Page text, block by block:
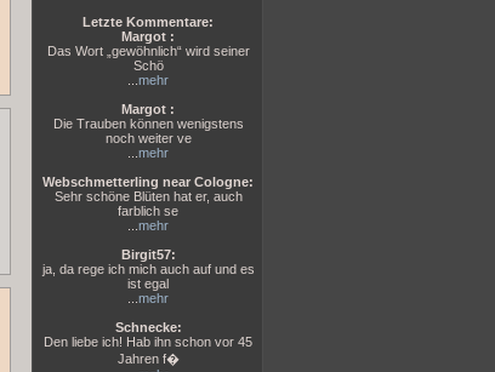
Letzte Kommentare:
Margot :
Das Wort „gewöhnlich“ wird seiner
Schö
mehr
Margot :
Die Trauben können wenigstens
noch weiter ve
mehr
Webschmetterling near Cologne:
Sehr schöne Blüten hat er, auch
farblich se
mehr
Birgit57:
ja, da rege ich mich auch auf und es
ist egal
mehr
Schnecke:
Den liebe ich! Hab ihn schon vor 45
Jahren f�